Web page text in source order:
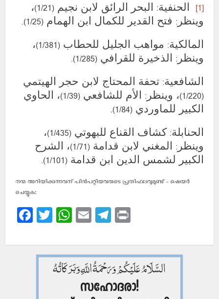
[1]
الحنفية: البحر الرائق لابن نجيم (1/21)،
وينظر: فتح القدير للكمال ابن الهمام (1/25).
المالكية: مواهب الجليل للحطاب (1/381)،
وينظر: الذخيرة للقرافي (1/285).
الشافعية: تحفة المحتاج لابن حجر الهيتمي
(1/220)، وينظر: الأم للشافعي (1/39)، الحاوي
الكبير للماوردي (1/84).
الحنابلة: كشاف القناع للبهوتي (1/435)،
وينظر: المغني لابن قدامة (1/71)، الشرح
الكبير لشمس الدين ابن قدامة (1/101).
നന്മ അറിയിക്കുന്നവന് പിന്‍പറ്റിയവരുടെ പ്രതിഫലവുമുണ്ട് - ഷെയര്‍
ചെയ്യുക:
Facebook
TwitterWhatsApp
EmailTelegram